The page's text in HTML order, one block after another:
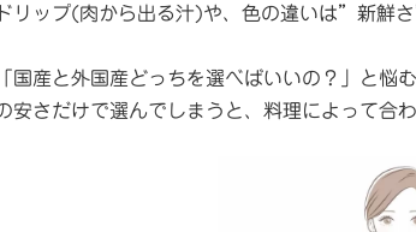
リップ(肉から出る汁)や、色の違いは”新鮮
国産と外国産どっちを選べばいいの？」と悩
安さだけで選んでしまうと、料理によって合